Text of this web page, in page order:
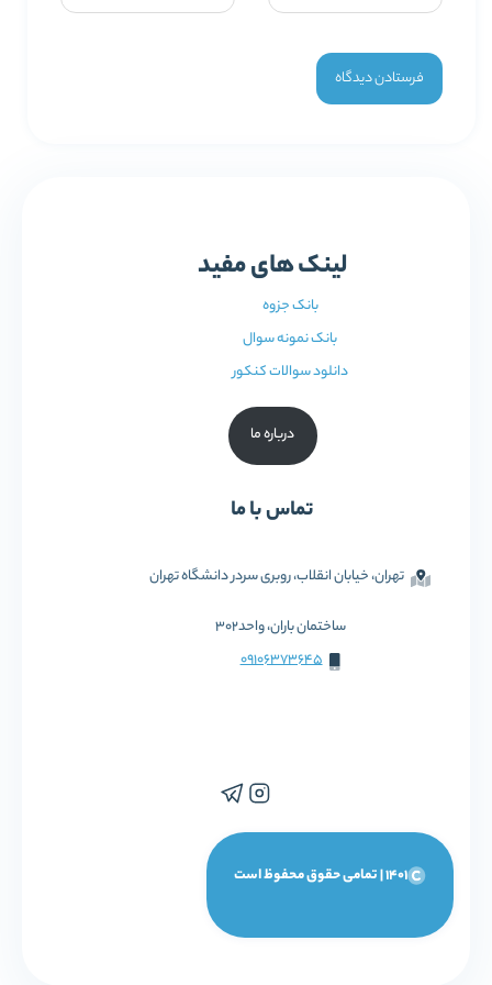
لینک های مفید
بانک جزوه
بانک نمونه سوال
دانلود سوالات کنکور
درباره ما
تماس با ما
تهران، خیابان انقلاب، روبری سردر دانشگاه تهران
ساختمان باران، واحد302
09106373645
1401 | تمامی حقوق محفوظ است